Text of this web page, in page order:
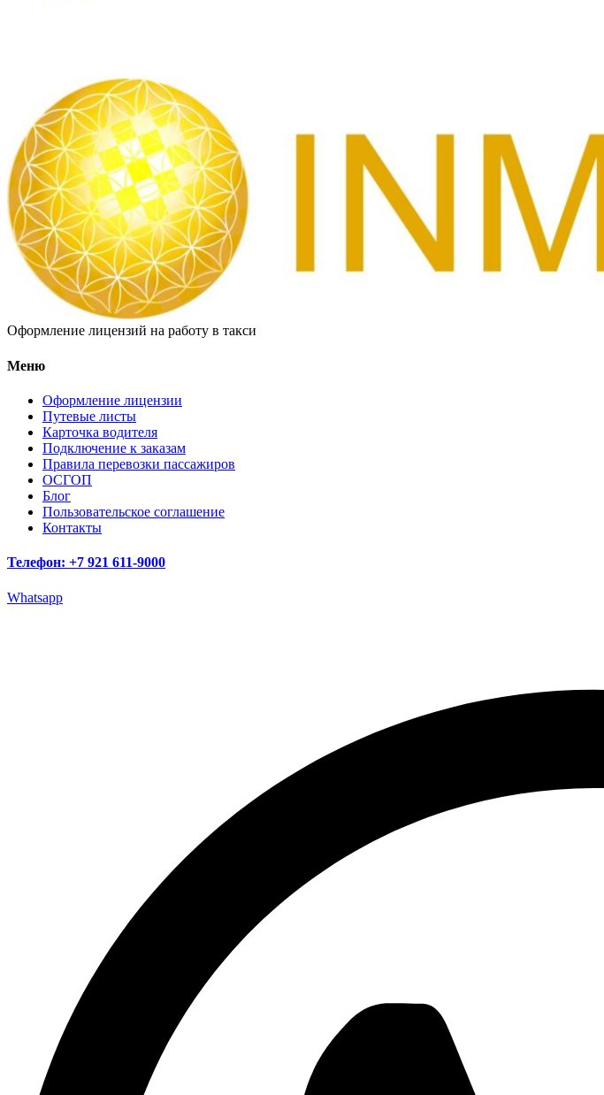
Оформление лицензий на работу в такси
Меню
Оформление лицензии
Путевые листы
Карточка водителя
Подключение к заказам
Правила перевозки пассажиров
ОСГОП
Блог
Пользовательское соглашение
Контакты
Телефон: +7 921 611-9000
Whatsapp